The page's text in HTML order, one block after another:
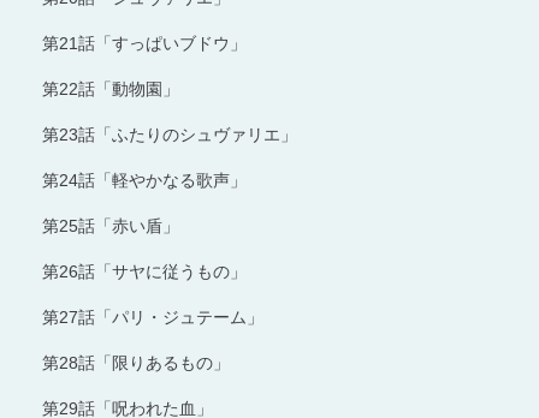
第21話「すっぱいブドウ」
第22話「動物園」
第23話「ふたりのシュヴァリエ」
第24話「軽やかなる歌声」
第25話「赤い盾」
第26話「サヤに従うもの」
第27話「パリ・ジュテーム」
第28話「限りあるもの」
第29話「呪われた血」